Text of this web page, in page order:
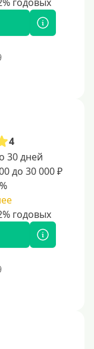
4
30 дней
до 30 000 ₽